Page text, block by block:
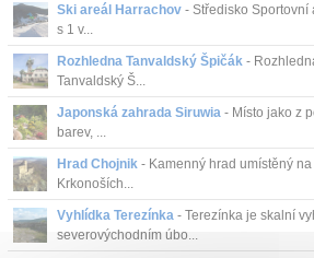
Ski areál Harrachov - Středisko
s 1 v...
Rozhledna Tanvaldský Špičák -
Tanvaldský Š...
Japonská zahrada Siruwia - Místo jako z
barev, ...
Hrad Chojnik - Kamenný hrad umístěný
Krkonoších...
Vyhlídka Terezínka - Terezínka je skalní
severovýchodním úbo...